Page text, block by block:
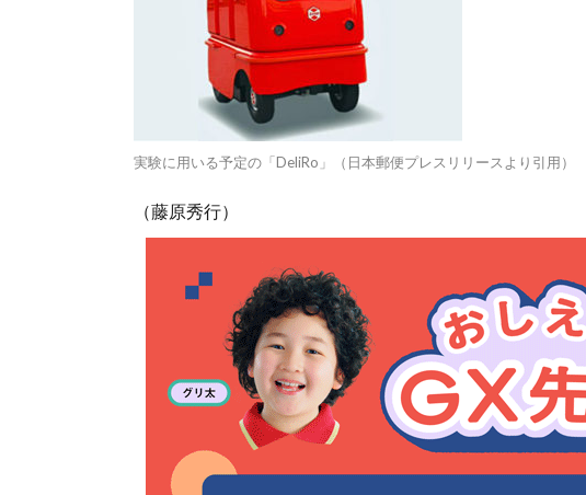
実験に用いる予定の「DeliRo」（日本郵便プレスリリースより引用）
（藤原秀行）